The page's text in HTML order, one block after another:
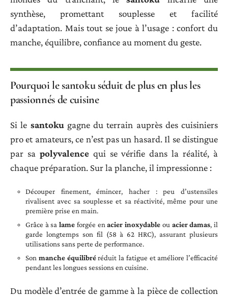
synthèse, promettant souplesse et facilité
d’adaptation. Mais tout se joue à l’usage : confort du
manche, équilibre, confiance au moment du geste.
Pourquoi le santoku séduit de plus en plus les
passionnés de cuisine
Si le santokugagne du terrain auprès des cuisiniers
pro et amateurs, ce n’est pas un hasard. Il se distingue
par sa polyvalencequi se vérifie dans la réalité, à
chaque préparation. Sur la planche, il impressionne :
Découper finement, émincer, hacher : peu d’ustensiles
rivalisent avec sa souplesse et sa réactivité, même pour une
première prise en main.
Grâce à salame forgée enacier inoxydable ou acier damas, il
garde longtemps son fil (58 à 62 HRC), assurant plusieurs
utilisations sans perte de performance.
Son manche équilibréréduit la fatigue et améliore l’efficacité
pendant les longues sessions en cuisine.
Du modèle d’entrée de gamme à la pièce de collection